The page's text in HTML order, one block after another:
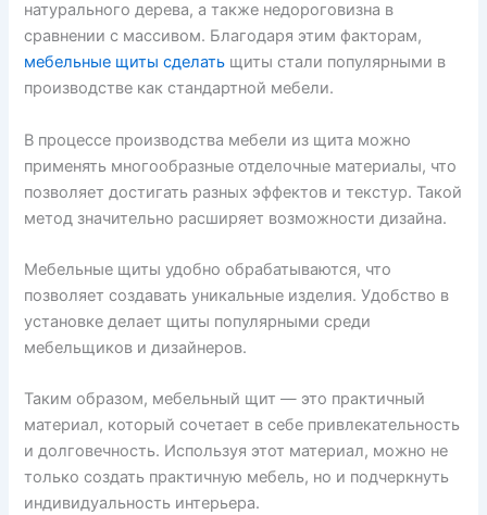
натурального дерева, а также недороговизна в
сравнении с массивом. Благодаря этим факторам,
мебельные щиты сделать щиты стали популярными в
производстве как стандартной мебели.
В процессе производства мебели из щита можно
применять многообразные отделочные материалы, что
позволяет достигать разных эффектов и текстур. Такой
метод значительно расширяет возможности дизайна.
Мебельные щиты удобно обрабатываются, что
позволяет создавать уникальные изделия. Удобство в
установке делает щиты популярными среди
мебельщиков и дизайнеров.
Таким образом, мебельный щит — это практичный
материал, который сочетает в себе привлекательность
и долговечность. Используя этот материал, можно не
только создать практичную мебель, но и подчеркнуть
индивидуальность интерьера.